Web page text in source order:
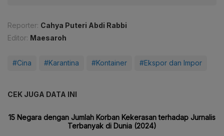
Reporter: Cahya Puteri Abdi Rabbi
Editor: Maesaroh
#Cina #Karantina #Kontainer #Ekspor dan Impor
CEK JUGA DATA INI